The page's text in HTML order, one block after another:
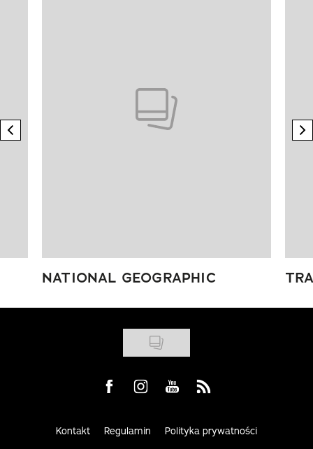
previous element
NATIONAL GEOGRAPHIC
Visit us on Facebook
Visit us on Instagram
Visit us on Youtube
Visit us on Rss
Kontakt Regulamin Polityka prywatności